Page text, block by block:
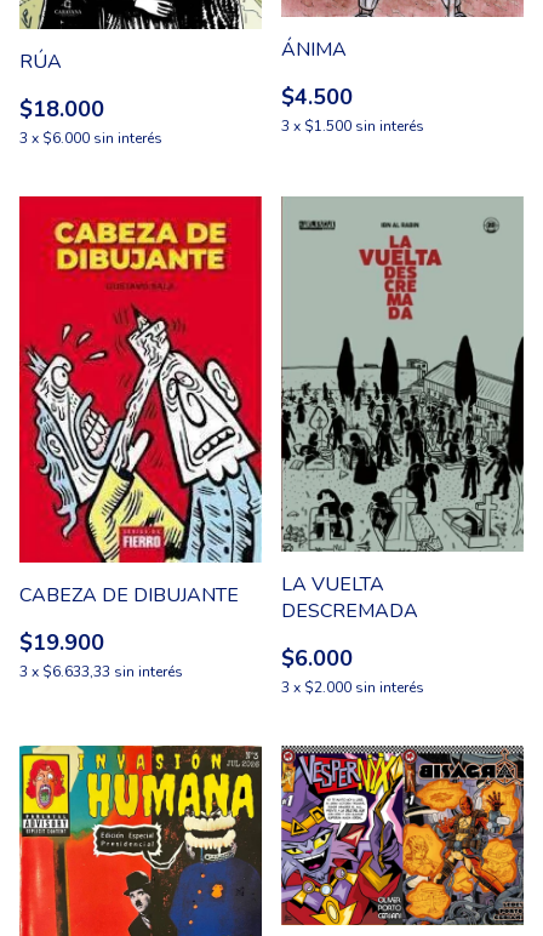
RÚA
$18.000
3 x $6.000 sin interés
ÁNIMA
$4.500
3 x $1.500 sin interés
CABEZA DE DIBUJANTE
$19.900
3 x $6.633,33 sin interés
LA VUELTA
DESCREMADA
$6.000
3 x $2.000 sin interés